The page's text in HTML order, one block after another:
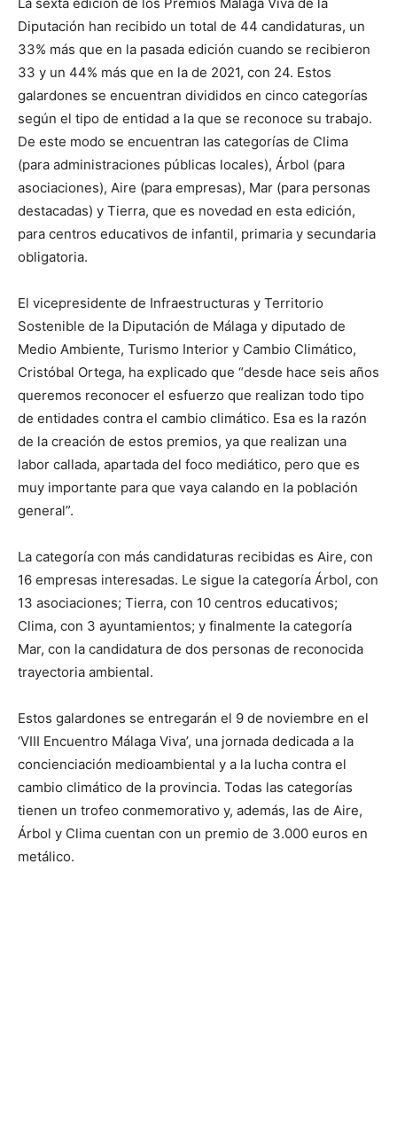
Diputación han recibido un total de 44 candidaturas, un
33% más que en la pasada edición cuando se recibieron
33 y un 44% más que en la de 2021, con 24. Estos
galardones se encuentran divididos en cinco categorías
según el tipo de entidad a la que se reconoce su trabajo.
De este modo se encuentran las categorías de Clima
(para administraciones públicas locales), Árbol (para
asociaciones), Aire (para empresas), Mar (para personas
destacadas) y Tierra, que es novedad en esta edición,
para centros educativos de infantil, primaria y secundaria
obligatoria.
El vicepresidente de Infraestructuras y Territorio
Sostenible de la Diputación de Málaga y diputado de
Medio Ambiente, Turismo Interior y Cambio Climático,
Cristóbal Ortega, ha explicado que “desde hace seis años
queremos reconocer el esfuerzo que realizan todo tipo
de entidades contra el cambio climático. Esa es la razón
de la creación de estos premios, ya que realizan una
labor callada, apartada del foco mediático, pero que es
muy importante para que vaya calando en la población
general”.
La categoría con más candidaturas recibidas es Aire, con
16 empresas interesadas. Le sigue la categoría Árbol, con
13 asociaciones; Tierra, con 10 centros educativos;
Clima, con 3 ayuntamientos; y finalmente la categoría
Mar, con la candidatura de dos personas de reconocida
trayectoria ambiental.
Estos galardones se entregarán el 9 de noviembre en el
‘VIII Encuentro Málaga Viva’, una jornada dedicada a la
concienciación medioambiental y a la lucha contra el
cambio climático de la provincia. Todas las categorías
tienen un trofeo conmemorativo y, además, las de Aire,
Árbol y Clima cuentan con un premio de 3.000 euros en
metálico.